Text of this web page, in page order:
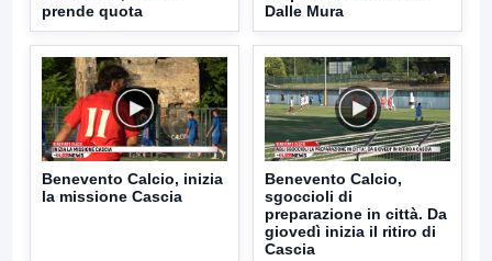
prende quota
Dalle Mura
Benevento Calcio, inizia
la missione Cascia
Benevento Calcio,
sgoccioli di
preparazione in città. Da
giovedì inizia il ritiro di
Cascia